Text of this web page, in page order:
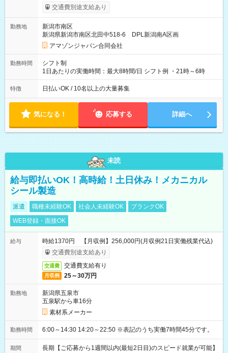
まで昇給の機会があります。 ■正社員登用制度あり ※月末締/翌
月25日支払い ※時間外手当、別途支給 ※深夜割増賃金 (22:00～
☆Amazon直雇用で安定して働けます！ 【試用期間】試用期間
あり 試用期間の長さ：1週間 雇用形態、給与は本採用時と同じ
です。
交通費別途支給あり
勤務地
新潟市南区
新潟県新潟市南区北田中518-6 DPL新潟南A区画
アマゾンジャパン合同会社
勤務時間
シフト制
1日あたりの実働時間：最大8時間/日 シフト例 ・21時～6時
特徴 日払いOK / 10名以上の大量募集
気になる！ 応募する 詳細へ
未読
給与即払いOK！高時給！土日休み！メカニカル
シール製造
派遣 職種未経験OK 社会人未経験OK
ブランクOK
WEB登録・面接OK
給与
時給1370円 【月収例】256,000円(月収例21日実働残業代込)
交通費別途支給あり
交通費 交通費支給有り
月収例 25～30万円
勤務地
新潟県五泉市
五泉駅から車16分
素材系メーカー
勤務時間 6:00～14:30 14:20～22:50 ※表記のうち実働7時間45分です。
期間
長期【ご応募から1週間以内(最短2日目)のスピード就業が可能】